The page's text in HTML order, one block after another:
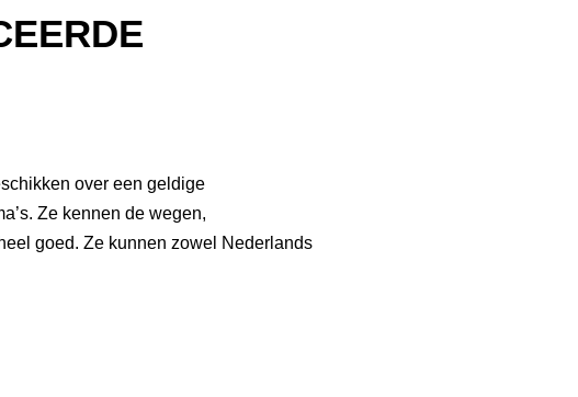
over een geldige
Ze kennen de wegen,
goed. Ze kunnen zowel Nederlands